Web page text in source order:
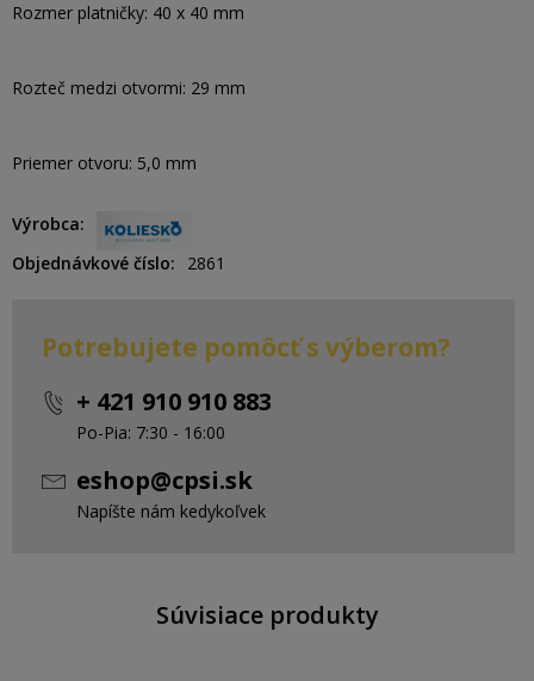
Rozmer platničky: 40 x 40 mm
Rozteč medzi otvormi: 29 mm
Priemer otvoru: 5,0 mm
Výrobca
Objednávkové číslo
2861
Potrebujete pomôcť s výberom?
+ 421 910 910 883
Po-Pia: 7:30 - 16:00
eshop@cpsi.sk
Napíšte nám kedykoľvek
Súvisiace produkty